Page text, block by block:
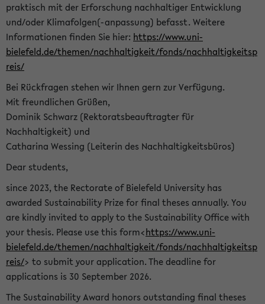
praktisch mit der Erforschung nachhaltiger Entwicklung
und/oder Klimafolgen(-anpassung) befasst. Weitere
Informationen finden Sie hier: https://www.uni-
bielefeld.de/themen/nachhaltigkeit/fonds/nachhaltigkeitsp
reis/
Bei Rückfragen stehen wir Ihnen gern zur Verfügung.
Mit freundlichen Grüßen,
Dominik Schwarz (Rektoratsbeauftragter für
Nachhaltigkeit) und
Catharina Wessing (Leiterin des Nachhaltigkeitsbüros)
Dear students,
since 2023, the Rectorate of Bielefeld University has
awarded Sustainability Prize for final theses annually. You
are kindly invited to apply to the Sustainability Office with
your thesis. Please use this form<https://www.uni-
bielefeld.de/themen/nachhaltigkeit/fonds/nachhaltigkeitsp
reis/> to submit your application. The deadline for
applications is 30 September 2026.
The Sustainability Award honors outstanding final theses